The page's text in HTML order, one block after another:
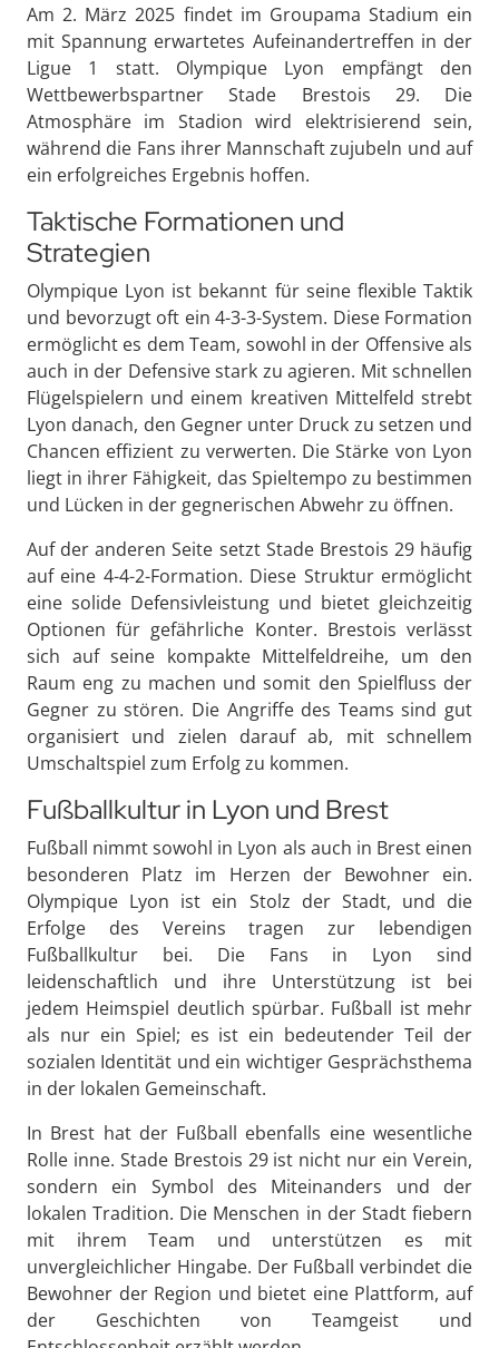
Am 2. März 2025 findet im Groupama Stadium ein
mit Spannung erwartetes Aufeinandertreffen in der
Ligue 1 statt. Olympique Lyon empfängt den
Wettbewerbspartner Stade Brestois 29. Die
Atmosphäre im Stadion wird elektrisierend sein,
während die Fans ihrer Mannschaft zujubeln und auf
ein erfolgreiches Ergebnis hoffen.
Taktische Formationen und
Strategien
Olympique Lyon ist bekannt für seine flexible Taktik
und bevorzugt oft ein 4-3-3-System. Diese Formation
ermöglicht es dem Team, sowohl in der Offensive als
auch in der Defensive stark zu agieren. Mit schnellen
Flügelspielern und einem kreativen Mittelfeld strebt
Lyon danach, den Gegner unter Druck zu setzen und
Chancen effizient zu verwerten. Die Stärke von Lyon
liegt in ihrer Fähigkeit, das Spieltempo zu bestimmen
und Lücken in der gegnerischen Abwehr zu öffnen.
Auf der anderen Seite setzt Stade Brestois 29 häufig
auf eine 4-4-2-Formation. Diese Struktur ermöglicht
eine solide Defensivleistung und bietet gleichzeitig
Optionen für gefährliche Konter. Brestois verlässt
sich auf seine kompakte Mittelfeldreihe, um den
Raum eng zu machen und somit den Spielfluss der
Gegner zu stören. Die Angriffe des Teams sind gut
organisiert und zielen darauf ab, mit schnellem
Umschaltspiel zum Erfolg zu kommen.
Fußballkultur in Lyon und Brest
Fußball nimmt sowohl in Lyon als auch in Brest einen
besonderen Platz im Herzen der Bewohner ein.
Olympique Lyon ist ein Stolz der Stadt, und die
Erfolge des Vereins tragen zur lebendigen
Fußballkultur bei. Die Fans in Lyon sind
leidenschaftlich und ihre Unterstützung ist bei
jedem Heimspiel deutlich spürbar. Fußball ist mehr
als nur ein Spiel; es ist ein bedeutender Teil der
sozialen Identität und ein wichtiger Gesprächsthema
in der lokalen Gemeinschaft.
In Brest hat der Fußball ebenfalls eine wesentliche
Rolle inne. Stade Brestois 29 ist nicht nur ein Verein,
sondern ein Symbol des Miteinanders und der
lokalen Tradition. Die Menschen in der Stadt fiebern
mit ihrem Team und unterstützen es mit
unvergleichlicher Hingabe. Der Fußball verbindet die
Bewohner der Region und bietet eine Plattform, auf
der Geschichten von Teamgeist und